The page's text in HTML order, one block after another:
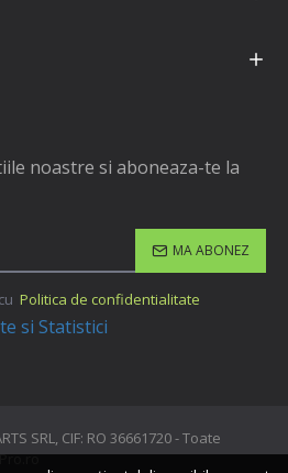
noastre si aboneaza-te la
MA ABONEZ
Politica de confidentialitate
SRL, CIF: RO 36661720 - Toate